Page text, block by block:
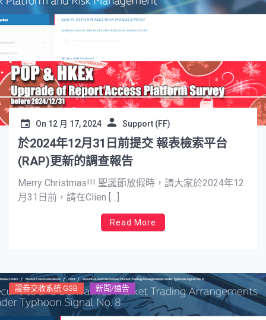
On 12 月 17, 2024 Support (FF)
於2024年12月31日前提交 報表檢索平台
(RAP)更新的調查報告
Merry Christmas!!! 聖誕節放假時，請大家於2024年12
月31日前，請在Clien […]
Read More
證券交收系統 GSB 新聞/通告